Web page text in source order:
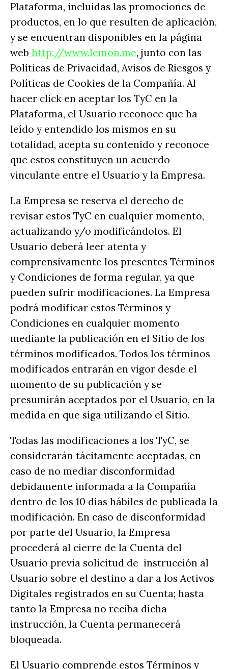
Plataforma, incluidas las promociones de
productos, en lo que resulten de aplicación,
y se encuentran disponibles en la página
web http://www.lemon.me, junto con las
Políticas de Privacidad, Avisos de Riesgos y
Políticas de Cookies de la Compañía. Al
hacer click en aceptar los TyC en la
Plataforma, el Usuario reconoce que ha
leído y entendido los mismos en su
totalidad, acepta su contenido y reconoce
que estos constituyen un acuerdo
vinculante entre el Usuario y la Empresa.
La Empresa se reserva el derecho de
revisar estos TyC en cualquier momento,
actualizando y/o modificándolos. El
Usuario deberá leer atenta y
comprensivamente los presentes Términos
y Condiciones de forma regular, ya que
pueden sufrir modificaciones. La Empresa
podrá modificar estos Términos y
Condiciones en cualquier momento
mediante la publicación en el Sitio de los
términos modificados. Todos los términos
modificados entrarán en vigor desde el
momento de su publicación y se
presumirán aceptados por el Usuario, en la
medida en que siga utilizando el Sitio.
Todas las modificaciones a los TyC, se
considerarán tácitamente aceptadas, en
caso de no mediar disconformidad
debidamente informada a la Compañía
dentro de los 10 días hábiles de publicada la
modificación. En caso de disconformidad
por parte del Usuario, la Empresa
procederá al cierre de la Cuenta del
Usuario previa solicitud de instrucción al
Usuario sobre el destino a dar a los Activos
Digitales registrados en su Cuenta; hasta
tanto la Empresa no reciba dicha
instrucción, la Cuenta permanecerá
bloqueada.
El Usuario comprende estos Términos y